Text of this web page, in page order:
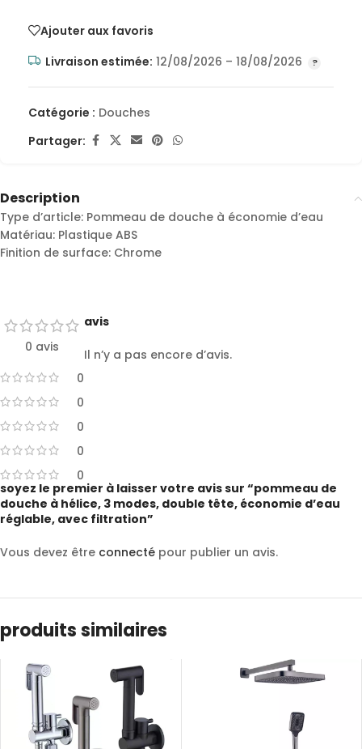
Ajouter aux favoris
Livraison estimée: 12/08/2026 – 18/08/2026
Catégorie : Douches
Partager:
Description
Type d’article: Pommeau de douche à économie d’eau
Matériau: Plastique ABS
Finition de surface: Chrome
0 avis
0
0
0
0
0
avis
Il n’y a pas encore d’avis.
soyez le premier à laisser votre avis sur “pommeau de
douche à hélice, 3 modes, double tête, économie d’eau
réglable, avec filtration”
Vous devez être connecté pour publier un avis.
produits similaires